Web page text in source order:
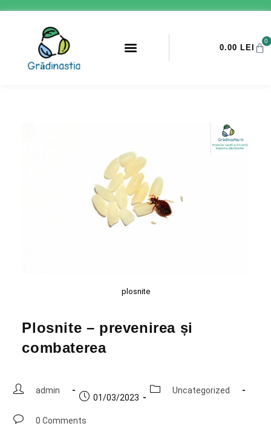
0.00 LEI
0
plosnite
Plosnite – prevenirea și
combaterea
admin
01/03/2023
Uncategorized
0 Comments